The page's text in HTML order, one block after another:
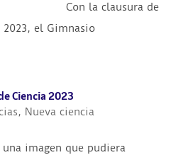
clausura de
2023, el Gimnasio
Ciencia 2023
, Nueva ciencia
una imagen que pudiera